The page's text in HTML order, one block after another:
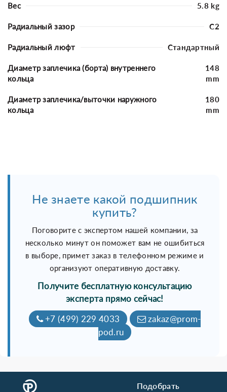
Вес 5.8 kg
Радиальный зазор C2
Радиальный люфт Стандартный
Диаметр заплечика (борта) внутреннего
кольца
148
mm
Диаметр заплечика/выточки наружного
кольца
180
mm
Не знаете какой подшипник
купить?
Поговорите с экспертом нашей компании, за
несколько минут он поможет вам не ошибиться
в выборе, примет заказ в телефонном режиме и
организуют оперативную доставку.
Получите бесплатную консультацию
эксперта прямо сейчас!
+7 (499) 229 4033
zakaz@prom-
pod.ru
Подобрать